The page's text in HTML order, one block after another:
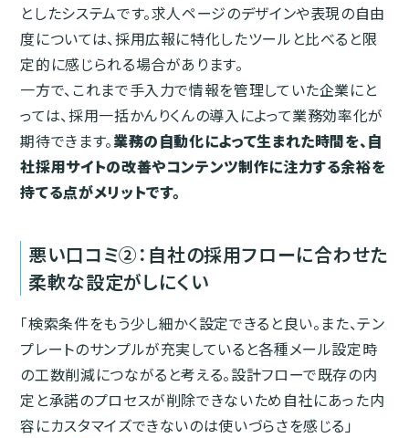
としたシステムです。求人ページのデザインや表現の自由
度については、採用広報に特化したツールと比べると限
定的に感じられる場合があります。
一方で、これまで手入力で情報を管理していた企業にと
っては、採用一括かんりくんの導入によって業務効率化が
期待できます。業務の自動化によって生まれた時間を、自
社採用サイトの改善やコンテンツ制作に注力する余裕を
持てる点がメリットです。
悪い口コミ②：自社の採用フローに合わせた
柔軟な設定がしにくい
「検索条件をもう少し細かく設定できると良い。また、テン
プレートのサンプルが充実していると各種メール設定時
の工数削減につながると考える。設計フローで既存の内
定と承諾のプロセスが削除できないため自社にあった内
容にカスタマイズできないのは使いづらさを感じる」